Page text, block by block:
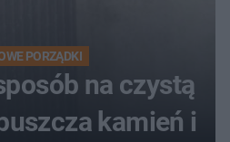
PORZĄDKI
na czystą
kamień i